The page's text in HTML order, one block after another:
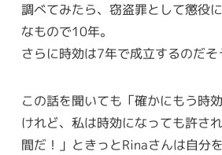
調べてみたら、窃盗罪として懲役
なもので10年。
さらに時効は7年で成立するのだそ
この話を聞いても「確かにもう時
けれど、私は時効になっても許さ
間だ！」ときっとRinaさんは自分